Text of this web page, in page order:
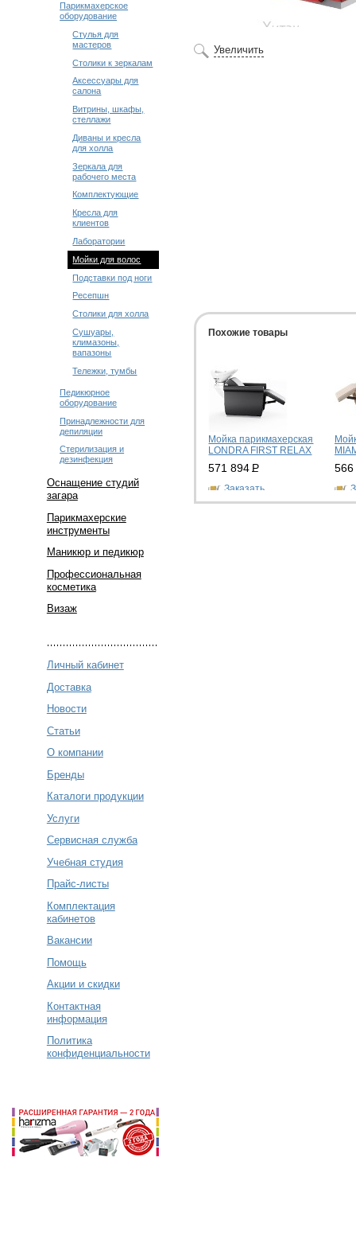
Парикмахерское
оборудование
Стулья для
мастеров
Столики к зеркалам
Аксессуары для
салона
Витрины, шкафы,
стеллажи
Диваны и кресла
для холла
Зеркала для
рабочего места
Комплектующие
Кресла для
клиентов
Лаборатории
Мойки для волос
Подставки под ноги
Ресепшн
Столики для холла
Сушуары,
климазоны,
вапазоны
Тележки, тумбы
Педикюрное
оборудование
Принадлежности для
депиляции
Стерилизация и
дезинфекция
Оснащение студий
загара
Парикмахерские
инструменты
Маникюр и педикюр
Профессиональная
косметика
Визаж
Личный кабинет
Доставка
Новости
Статьи
О компании
Бренды
Каталоги продукции
Услуги
Сервисная служба
Учебная студия
Прайс-листы
Комплектация
кабинетов
Вакансии
Помощь
Акции и скидки
Контактная
информация
Политика
конфиденциальности
Увеличить
Похожие товары
Мойка парикмахерская
LONDRA FIRST RELAX
571 894 Р
Заказать
566